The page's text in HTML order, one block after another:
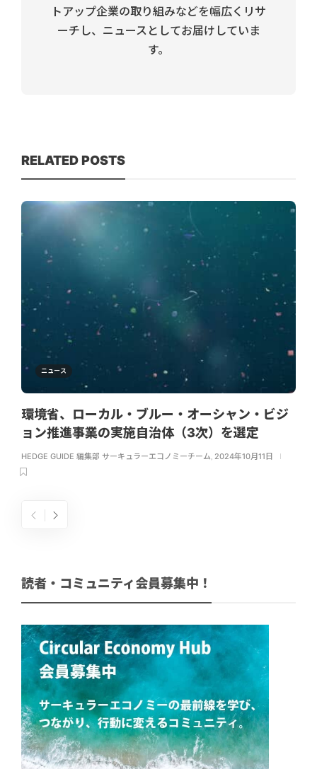
トアップ企業の取り組みなどを幅広くリサ
ーチし、ニュースとしてお届けしていま
す。
RELATED POSTS
ニュース
環境省、ローカル・ブルー・オーシャン・ビジ
ョン推進事業の実施自治体（3次）を選定
HEDGE GUIDE 編集部 サーキュラーエコノミーチーム 2024年10月11日
読者・コミュニティ会員募集中！